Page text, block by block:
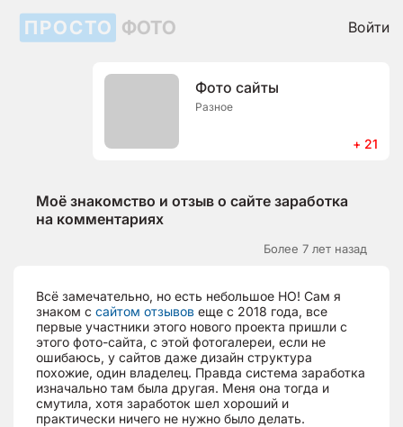
ПРОСТО ФОТО Войти
Фото сайты
Разное
+ 21
Моё знакомство и отзыв о сайте заработка
на комментариях
Более 7 лет назад
Всё замечательно, но есть небольшое НО! Сам я
знаком с сайтом отзывов еще с 2018 года, все
первые участники этого нового проекта пришли с
этого фото-сайта, с этой фотогалереи, если не
ошибаюсь, у сайтов даже дизайн структура
похожие, один владелец. Правда система заработка
изначально там была другая. Меня она тогда и
смутила, хотя заработок шел хороший и
практически ничего не нужно было делать.